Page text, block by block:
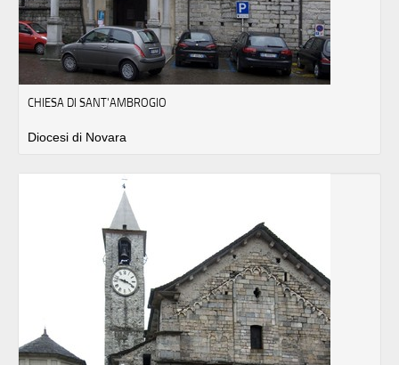
CHIESA DI SANT'AMBROGIO
Diocesi di Novara